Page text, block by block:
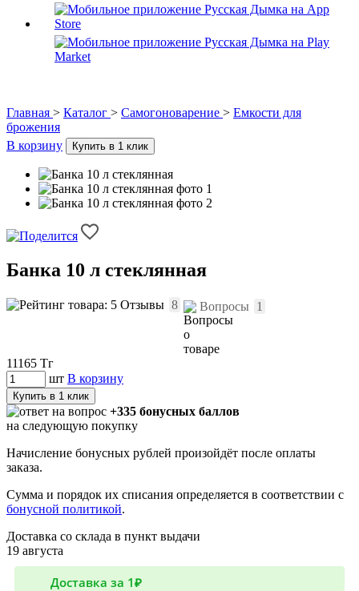
Главная > Каталог > Самогоноварение > Емкости для
брожения
В корзину
Купить в 1 клик
Банка 10 л стеклянная
Отзывы 8 Вопросы 1
11165 Тг
шт В корзину
Купить в 1 клик
+335 бонусных баллов
на следующую покупку
Начисление бонусных рублей произойдёт после оплаты
заказа.
Сумма и порядок их списания определяется в соответствии с
бонусной политикой.
Доставка со склада в пункт выдачи
19 августа
Доставка за 1₽